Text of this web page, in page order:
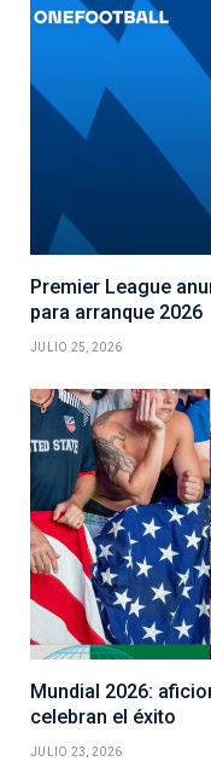
Premier League
para arranque 2026
JULIO 25, 2026
Mundial 2026:
celebran el éxito
JULIO 23, 2026